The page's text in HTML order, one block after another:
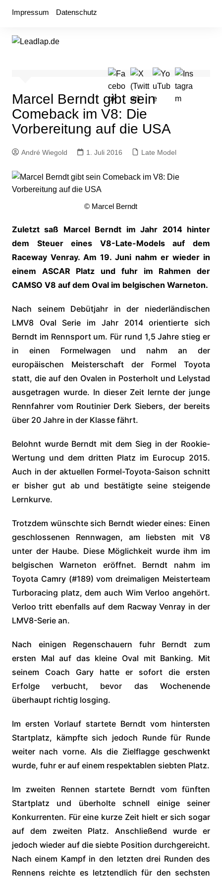
Impressum Datenschutz
Marcel Berndt gibt sein
Comeback im V8: Die
Vorbereitung auf die USA
André Wiegold 1. Juli 2016 Late Model
© Marcel Berndt
Zuletzt saß Marcel Berndt im Jahr 2014 hinter
dem Steuer eines V8-Late-Models auf dem
Raceway Venray. Am 19. Juni nahm er wieder in
einem ASCAR Platz und fuhr im Rahmen der
CAMSO V8 auf dem Oval im belgischen Warneton.
Nach seinem Debütjahr in der niederländischen
LMV8 Oval Serie im Jahr 2014 orientierte sich
Berndt im Rennsport um. Für rund 1,5 Jahre stieg er
in einen Formelwagen und nahm an der
europäischen Meisterschaft der Formel Toyota
statt, die auf den Ovalen in Posterholt und Lelystad
ausgetragen wurde. In dieser Zeit lernte der junge
Rennfahrer vom Routinier Derk Siebers, der bereits
über 20 Jahre in der Klasse fährt.
Belohnt wurde Berndt mit dem Sieg in der Rookie-
Wertung und dem dritten Platz im Eurocup 2015.
Auch in der aktuellen Formel-Toyota-Saison schnitt
er bisher gut ab und bestätigte seine steigende
Lernkurve.
Trotzdem wünschte sich Berndt wieder eines: Einen
geschlossenen Rennwagen, am liebsten mit V8
unter der Haube. Diese Möglichkeit wurde ihm im
belgischen Warneton eröffnet. Berndt nahm im
Toyota Camry (#189) vom dreimaligen Meisterteam
Turboracing platz, dem auch Wim Verloo angehört.
Verloo tritt ebenfalls auf dem Racway Venray in der
LMV8-Serie an.
Nach einigen Regenschauern fuhr Berndt zum
ersten Mal auf das kleine Oval mit Banking. Mit
seinem Coach Gary hatte er sofort die ersten
Erfolge verbucht, bevor das Wochenende
überhaupt richtig losging.
Im ersten Vorlauf startete Berndt vom hintersten
Startplatz, kämpfte sich jedoch Runde für Runde
weiter nach vorne. Als die Zielflagge geschwenkt
wurde, fuhr er auf einem respektablen siebten Platz.
Im zweiten Rennen startete Berndt vom fünften
Startplatz und überholte schnell einige seiner
Konkurrenten. Für eine kurze Zeit hielt er sich sogar
auf dem zweiten Platz. Anschließend wurde er
jedoch wieder auf die siebte Position durchgereicht.
Nach einem Kampf in den letzten drei Runden des
Rennens reichte es letztendlich für den sechsten